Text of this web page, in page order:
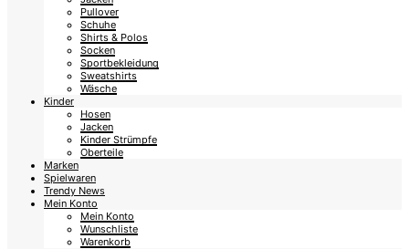
Pullover
Schuhe
Shirts & Polos
Socken
Sportbekleidung
Sweatshirts
Wäsche
Kinder
Hosen
Jacken
Kinder Strümpfe
Oberteile
Marken
Spielwaren
Trendy News
Mein Konto
Mein Konto
Wunschliste
Warenkorb